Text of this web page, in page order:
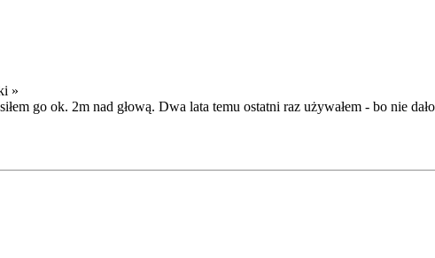
»
go ok. 2m nad głową. Dwa lata temu ostatni raz używałem - bo nie